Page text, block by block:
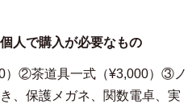
人で購入が必要なもの
）②茶道具一式（¥3,000）③ノ
、保護メガネ、関数電卓、実